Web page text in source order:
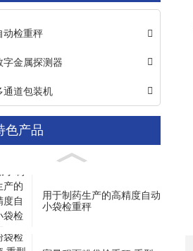
动检重秤
字金属探测器
通道包装机
色产品
用于制药生产的高精度自动
小袋检重秤